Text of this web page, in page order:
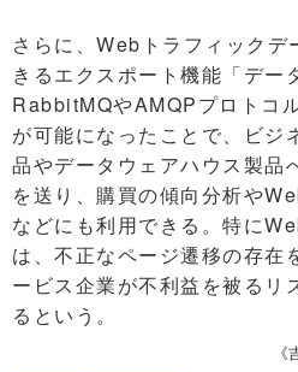
さらに、Webトラフィックデ
きるエクスポート機能「デー
RabbitMQやAMQPプロトコ
が可能になったことで、ビジ
品やデータウェアハウス製品
を送り、購買の傾向分析や
などにも利用できる。特に
は、不正なページ遷移の存在
ービス企業が不利益を被るリ
るという。